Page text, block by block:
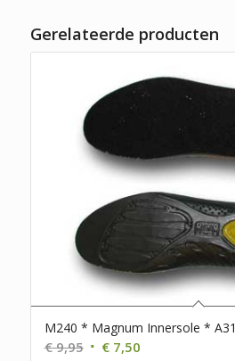
Gerelateerde producten
M240 * Magnum Innersole * A31
€9,95 Oorspronkelijke
€7,50Huidige